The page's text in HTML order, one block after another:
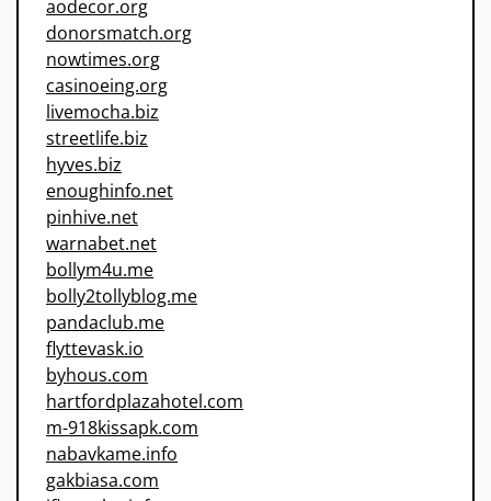
aodecor.org
donorsmatch.org
nowtimes.org
casinoeing.org
livemocha.biz
streetlife.biz
hyves.biz
enoughinfo.net
pinhive.net
warnabet.net
bollym4u.me
bolly2tollyblog.me
pandaclub.me
flyttevask.io
byhous.com
hartfordplazahotel.com
m-918kissapk.com
nabavkame.info
gakbiasa.com